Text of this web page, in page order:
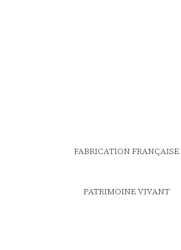
FABRICATION FRANÇAISE
PATRIMOINE VIVANT